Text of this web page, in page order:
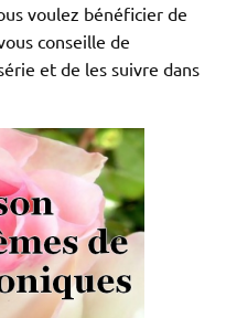
voulez bénéficier de
conseille de
et de les suivre dans